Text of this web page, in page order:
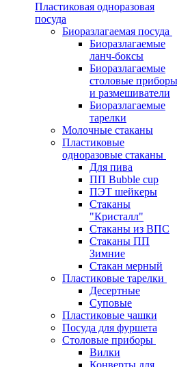
Пластиковая одноразовая
посуда
Биоразлагаемая посуда
Биоразлагаемые
ланч-боксы
Биоразлагаемые
столовые приборы
и размешиватели
Биоразлагаемые
тарелки
Молочные стаканы
Пластиковые
одноразовые стаканы
Для пива
ПП Bubble cup
ПЭТ шейкеры
Стаканы
"Кристалл"
Стаканы из ВПС
Стаканы ПП
Зимние
Стакан мерный
Пластиковые тарелки
Десертные
Суповые
Пластиковые чашки
Посуда для фуршета
Столовые приборы
Вилки
Конверты для